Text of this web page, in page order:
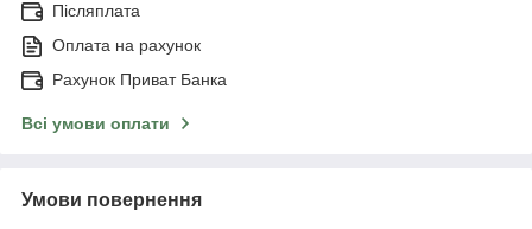
Післяплата
Оплата на рахунок
Рахунок Приват Банка
Всі умови оплати
Умови повернення